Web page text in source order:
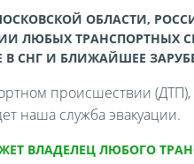
ОБЛАСТИ,
ЛЮБЫХ ТРАНСПОРТНЫХ
СНГ И БЛИЖАЙШЕЕ
происшествии (ДТП),
наша служба эвакуации.
ВЛАДЕЛЕЦ ЛЮБОГО